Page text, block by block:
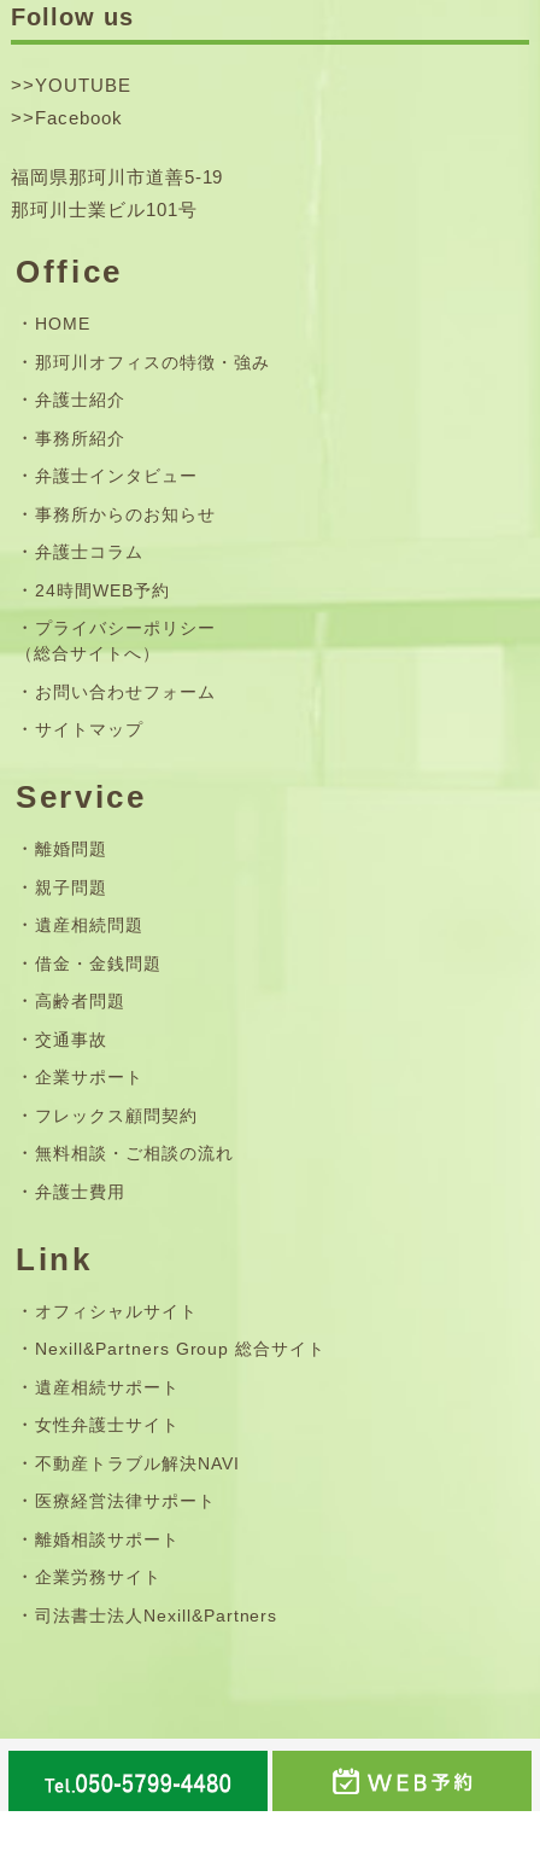
Follow us
>>YOUTUBE
>>Facebook
福岡県那珂川市道善5-19
那珂川士業ビル101号
Office
HOME
那珂川オフィスの特徴・強み
弁護士紹介
事務所紹介
弁護士インタビュー
事務所からのお知らせ
弁護士コラム
24時間WEB予約
プライバシーポリシー
（総合サイトへ）
お問い合わせフォーム
サイトマップ
Service
離婚問題
親子問題
遺産相続問題
借金・金銭問題
高齢者問題
交通事故
企業サポート
フレックス顧問契約
無料相談・ご相談の流れ
弁護士費用
Link
オフィシャルサイト
Nexill&Partners Group 総合サイト
遺産相続サポート
女性弁護士サイト
不動産トラブル解決NAVI
医療経営法律サポート
離婚相談サポート
企業労務サイト
司法書士法人Nexill&Partners
那珂川市・福岡市南区・春日市・大野城市・筑紫野市・太
宰府市・鳥栖市の法律事務所©弁護士法人Nexill&Partners